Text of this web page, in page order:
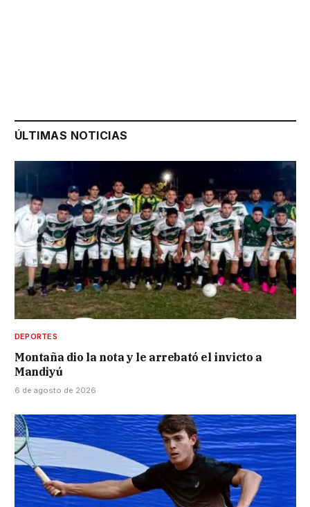
ÚLTIMAS NOTICIAS
DEPORTES
Montaña dio la nota y le arrebató el invicto a
Mandiyú
6 de agosto de 2026